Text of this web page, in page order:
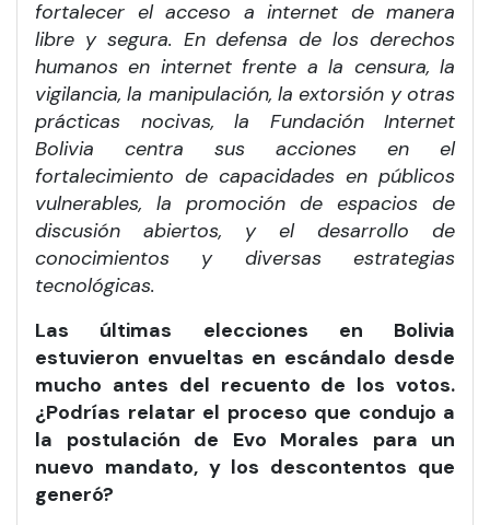
fortalecer el acceso a internet de manera
libre y segura. En defensa de los derechos
humanos en internet frente a la censura, la
vigilancia, la manipulación, la extorsión y otras
prácticas nocivas, la Fundación Internet
Bolivia centra sus acciones en el
fortalecimiento de capacidades en públicos
vulnerables, la promoción de espacios de
discusión abiertos, y el desarrollo de
conocimientos y diversas estrategias
tecnológicas.
Las últimas elecciones en Bolivia
estuvieron envueltas en escándalo desde
mucho antes del recuento de los votos.
¿Podrías relatar el proceso que condujo a
la postulación de Evo Morales para un
nuevo mandato, y los descontentos que
generó?